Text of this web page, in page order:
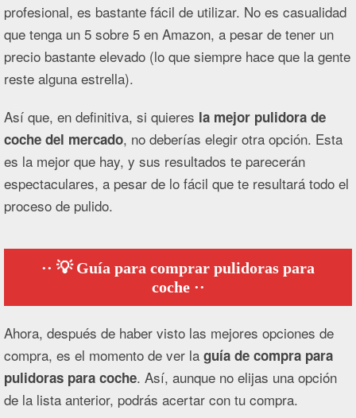
profesional, es bastante fácil de utilizar. No es casualidad
que tenga un 5 sobre 5 en Amazon, a pesar de tener un
precio bastante elevado (lo que siempre hace que la gente
reste alguna estrella).
Así que, en definitiva, si quieres la mejor pulidora de
coche del mercado, no deberías elegir otra opción. Esta
es la mejor que hay, y sus resultados te parecerán
espectaculares, a pesar de lo fácil que te resultará todo el
proceso de pulido.
💡 Guía para comprar pulidoras para
coche
Ahora, después de haber visto las mejores opciones de
compra, es el momento de ver laguía de compra para
pulidoras para coche. Así, aunque no elijas una opción
de la lista anterior, podrás acertar con tu compra.